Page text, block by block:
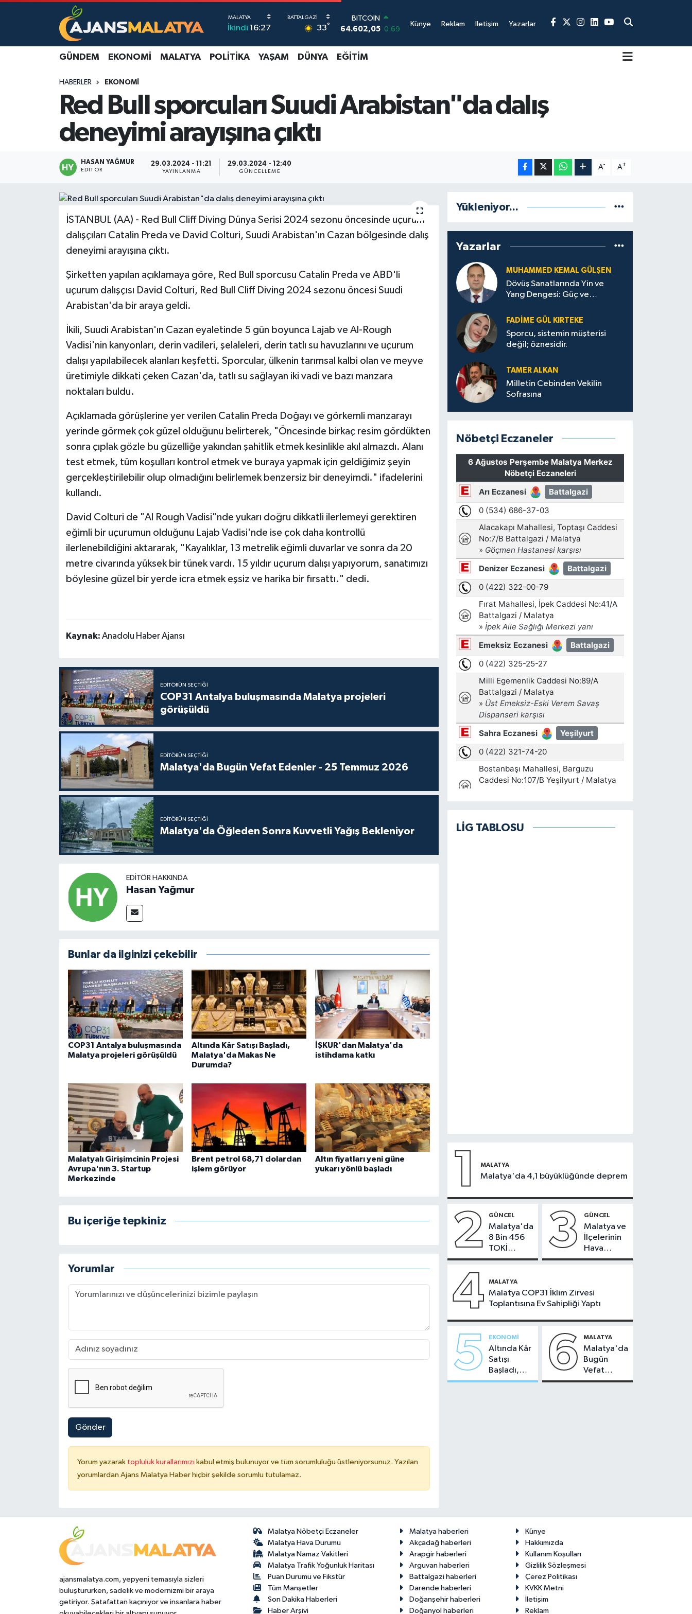
İkindi 16:27 33°
BITCOIN
64.602,05 0.69
47,5986 0.06
EURO
GRAM ALTIN
6518.23 0.39
Künye Reklam İletişim Yazarlar
GÜNDEM EKONOMI MALATYA POLITIKA YAŞAM DÜNYA EĞITIM
HABERLER EKONOMI
Red Bull sporcuları Suudi Arabistan"da dalış
deneyimi arayışına çıktı
HASAN YAĞMUR
EDITÖR
29.03.2024 - 11:21
YAYINLANMA
29.03.2024 - 12:40
GÜNCELLEME
A- A+
İSTANBUL (AA) - Red Bull Cliff Diving Dünya Serisi 2024 sezonu öncesinde uçurum
dalışçıları Catalin Preda ve David Colturi, Suudi Arabistan'ın Cazan bölgesinde dalış
deneyimi arayışına çıktı.
Şirketten yapılan açıklamaya göre, Red Bull sporcusu Catalin Preda ve ABD'li
uçurum dalışçısı David Colturi, Red Bull Cliff Diving 2024 sezonu öncesi Suudi
Arabistan'da bir araya geldi.
İkili, Suudi Arabistan'ın Cazan eyaletinde 5 gün boyunca Lajab ve Al-Rough
Vadisi'nin kanyonları, derin vadileri, şelaleleri, derin tatlı su havuzlarını ve uçurum
dalışı yapılabilecek alanları keşfetti. Sporcular, ülkenin tarımsal kalbi olan ve meyve
üretimiyle dikkati çeken Cazan'da, tatlı su sağlayan iki vadi ve bazı manzara
noktaları buldu.
Açıklamada görüşlerine yer verilen Catalin Preda Doğayı ve görkemli manzarayı
yerinde görmek çok güzel olduğunu belirterek, "Öncesinde birkaç resim gördükten
sonra çıplak gözle bu güzelliğe yakından şahitlik etmek kesinlikle akıl almazdı. Alanı
test etmek, tüm koşulları kontrol etmek ve buraya yapmak için geldiğimiz şeyin
gerçekleştirilebilir olup olmadığını belirlemek benzersiz bir deneyimdi." ifadelerini
kullandı.
David Colturi de "Al Rough Vadisi"nde yukarı doğru dikkatli ilerlemeyi gerektiren
eğimli bir uçurumun olduğunu Lajab Vadisi'nde ise çok daha kontrollü
ilerlenebildiğini aktararak, "Kayalıklar, 13 metrelik eğimli duvarlar ve sonra da 20
metre civarında yüksek bir tünek vardı. 15 yıldır uçurum dalışı yapıyorum, sanatımızı
böylesine güzel bir yerde icra etmek eşsiz ve harika bir fırsattı." dedi.
Kaynak: Anadolu Haber Ajansı
EDITÖRÜN SEÇTIĞI
COP31 Antalya buluşmasında Malatya projeleri
görüşüldü
EDITÖRÜN SEÇTIĞI
Malatya'da Bugün Vefat Edenler - 25 Temmuz 2026
EDITÖRÜN SEÇTIĞI
Malatya'da Öğleden Sonra Kuvvetli Yağış Bekleniyor
EDITÖR HAKKINDA
Hasan Yağmur
Bunlar da ilginizi çekebilir
COP31 Antalya buluşmasında
Malatya projeleri görüşüldü
Altında Kâr Satışı Başladı,
Malatya'da Makas Ne
Durumda?
İŞKUR'dan Malatya'da
istihdama katkı
Malatyalı Girişimcinin Projesi
Avrupa'nın 3. Startup
Merkezinde
Brent petrol 68,71 dolardan
işlem görüyor
Altın fiyatları yeni güne
yukarı yönlü başladı
Bu içeriğe tepkiniz
Yorumlar
Gönder
Yorum yazarak topluluk kurallarımızı kabul etmiş bulunuyor ve tüm sorumluluğu üstleniyorsunuz. Yazılan
yorumlardan Ajans Malatya Haber hiçbir şekilde sorumlu tutulamaz.
Yükleniyor...
Yazarlar
MUHAMMED KEMAL GÜLŞEN
Dövüş Sanatlarında Yin ve
Yang Dengesi: Güç ve
FADIME GÜL KIRTEKE
Sporcu, sistemin müşterisi
değil; öznesidir.
TAMER ALKAN
Milletin Cebinden Vekilin
Sofrasına
Nöbetçi Eczaneler
LİG TABLOSU
1 MALATYA
Malatya'da 4,1 büyüklüğünde deprem
2 GÜNCEL
Malatya'da
8 Bin 456
TOKİ
Konutunun
Bugün
Çekiliyor
3 GÜNCEL
Malatya ve
İlçelerinin
Hava
Durumu -
2026
4 MALATYA
Malatya COP31 İklim Zirvesi
Toplantısına Ev Sahipliği Yaptı
5 EKONOMI
Altında Kâr
Satışı
Başladı,
Malatya'da
6 MALATYA
Malatya'da
Bugün
Vefat
Edenler -
ajansmalatya.com, yepyeni temasıyla sizleri
buluştururken, sadelik ve modernizmi bir araya
getiriyor. Şatafattan kaçınıyor ve insanlara haber
Malatya Nöbetçi Eczaneler
Malatya Hava Durumu
Malatya Namaz Vakitleri
Malatya Trafik Yoğunluk Haritası
Puan Durumu ve Fikstür
Tüm Manşetler
Son Dakika Haberleri
Haber Arşivi
Malatya haberleri
Künye
Akçadağ haberleri
Hakkımızda
Arapgir haberleri
Kullanım Koşulları
Arguvan haberleri
Gizlilik Sözleşmesi
Battalgazi haberleri
Çerez Politikası
Darende haberleri
KVKK Metni
Doğanşehir haberleri
İletişim
Doğanyol haberleri
Reklam
Gündem
Kültür & Sanat
Malatya Nöbetçi Eczaneler
TFF 3.Lig 2.Grup Puan Durumu ve Fikstür
Tüm Manşetler
Son Dakika Haberleri
Haber Arşivi